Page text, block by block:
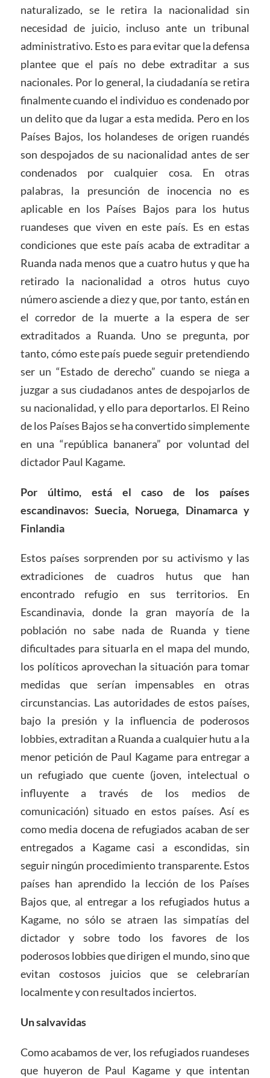
naturalizado, se le retira la nacionalidad sin
necesidad de juicio, incluso ante un tribunal
administrativo. Esto es para evitar que la defensa
plantee que el país no debe extraditar a sus
nacionales. Por lo general, la ciudadanía se retira
finalmente cuando el individuo es condenado por
un delito que da lugar a esta medida. Pero en los
Países Bajos, los holandeses de origen ruandés
son despojados de su nacionalidad antes de ser
condenados por cualquier cosa. En otras
palabras, la presunción de inocencia no es
aplicable en los Países Bajos para los hutus
ruandeses que viven en este país. Es en estas
condiciones que este país acaba de extraditar a
Ruanda nada menos que a cuatro hutus y que ha
retirado la nacionalidad a otros hutus cuyo
número asciende a diez y que, por tanto, están en
el corredor de la muerte a la espera de ser
extraditados a Ruanda. Uno se pregunta, por
tanto, cómo este país puede seguir pretendiendo
ser un “Estado de derecho” cuando se niega a
juzgar a sus ciudadanos antes de despojarlos de
su nacionalidad, y ello para deportarlos. El Reino
de los Países Bajos se ha convertido simplemente
en una “república bananera” por voluntad del
dictador Paul Kagame.
Por último, está el caso de los países
escandinavos: Suecia, Noruega, Dinamarca y
Finlandia
Estos países sorprenden por su activismo y las
extradiciones de cuadros hutus que han
encontrado refugio en sus territorios. En
Escandinavia, donde la gran mayoría de la
población no sabe nada de Ruanda y tiene
dificultades para situarla en el mapa del mundo,
los políticos aprovechan la situación para tomar
medidas que serían impensables en otras
circunstancias. Las autoridades de estos países,
bajo la presión y la influencia de poderosos
lobbies, extraditan a Ruanda a cualquier hutu a la
menor petición de Paul Kagame para entregar a
un refugiado que cuente (joven, intelectual o
influyente a través de los medios de
comunicación) situado en estos países. Así es
como media docena de refugiados acaban de ser
entregados a Kagame casi a escondidas, sin
seguir ningún procedimiento transparente. Estos
países han aprendido la lección de los Países
Bajos que, al entregar a los refugiados hutus a
Kagame, no sólo se atraen las simpatías del
dictador y sobre todo los favores de los
poderosos lobbies que dirigen el mundo, sino que
evitan costosos juicios que se celebrarían
localmente y con resultados inciertos.
Un salvavidas
Como acabamos de ver, los refugiados ruandeses
que huyeron de Paul Kagame y que intentan